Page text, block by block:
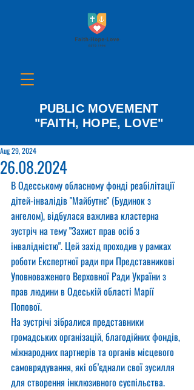
PUBLIC MOVEMENT
"FAITH, HOPE, LOVE"
26.08.2024
Aug 29, 2024
В Одесському обласному фонді реабілітації
дітей-інвалідів "Майбутнє" (Будинок з
ангелом), відбулася важлива кластерна
зустріч на тему "Захист прав осіб з
інвалідністю". Цей захід проходив у рамках
роботи Експертної ради при Представникові
Уповноваженого Верховної Ради України з
прав людини в Одеській області Марії
Попової.
На зустрічі зібралися представники
громадських організацій, благодійних фондів,
міжнародних партнерів та органів місцевого
самоврядування, які об’єднали свої зусилля
для створення інклюзивного суспільства.